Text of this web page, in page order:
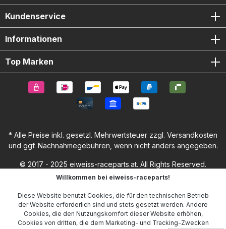
Kundenservice
Informationen
Top Marken
* Alle Preise inkl. gesetzl. Mehrwertsteuer zzgl. Versandkosten
und ggf. Nachnahmegebühren, wenn nicht anders angegeben.
© 2017 - 2025 eiweiss-raceparts.at. All Rights Reserved.
Willkommen bei eiweiss-raceparts!
Diese Website benutzt Cookies, die für den technischen Betrieb
der Website erforderlich sind und stets gesetzt werden. Andere
Cookies, die den Nutzungskomfort dieser Website erhöhen,
Cookies von dritten, die dem Marketing- und Tracking-Zwecken